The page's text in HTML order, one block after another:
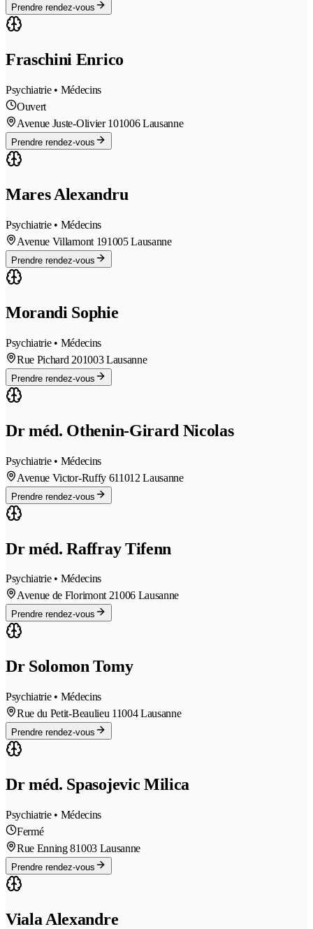
Prendre rendez-vous
Fraschini Enrico
Psychiatrie • Médecins
Ouvert
Avenue Juste-Olivier 101006 Lausanne
Prendre rendez-vous
Mares Alexandru
Psychiatrie • Médecins
Avenue Villamont 191005 Lausanne
Prendre rendez-vous
Morandi Sophie
Psychiatrie • Médecins
Rue Pichard 201003 Lausanne
Prendre rendez-vous
Dr méd. Othenin-Girard Nicolas
Psychiatrie • Médecins
Avenue Victor-Ruffy 611012 Lausanne
Prendre rendez-vous
Dr méd. Raffray Tifenn
Psychiatrie • Médecins
Avenue de Florimont 21006 Lausanne
Prendre rendez-vous
Dr Solomon Tomy
Psychiatrie • Médecins
Rue du Petit-Beaulieu 11004 Lausanne
Prendre rendez-vous
Dr méd. Spasojevic Milica
Psychiatrie • Médecins
Fermé
Rue Enning 81003 Lausanne
Prendre rendez-vous
Viala Alexandre